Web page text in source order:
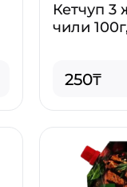
Кетчуп 3
чили
250₸